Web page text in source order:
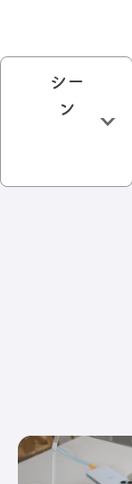
シー
ン